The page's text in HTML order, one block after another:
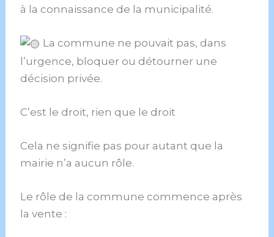
à la connaissance de la municipalité.
La commune ne pouvait pas, dans
l’urgence, bloquer ou détourner une
décision privée.
C’est le droit, rien que le droit
Cela ne signifie pas pour autant que la
mairie n’a aucun rôle.
Le rôle de la commune commence après
la vente :